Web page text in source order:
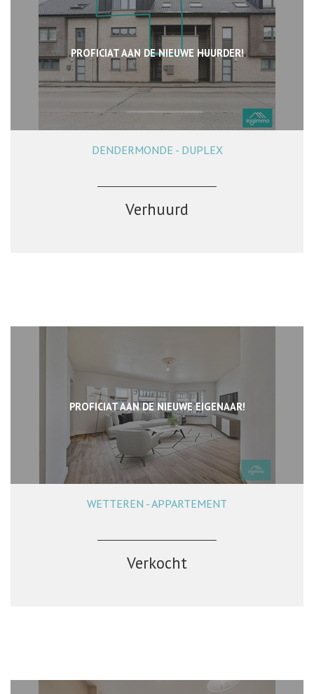
PROFICIAT AAN DE NIEUWE HUURDER!
148 m² 3 2
DENDERMONDE - DUPLEX
Verhuurd
PROFICIAT AAN DE NIEUWE EIGENAAR!
104 m² 2 1
WETTEREN - APPARTEMENT
Verkocht